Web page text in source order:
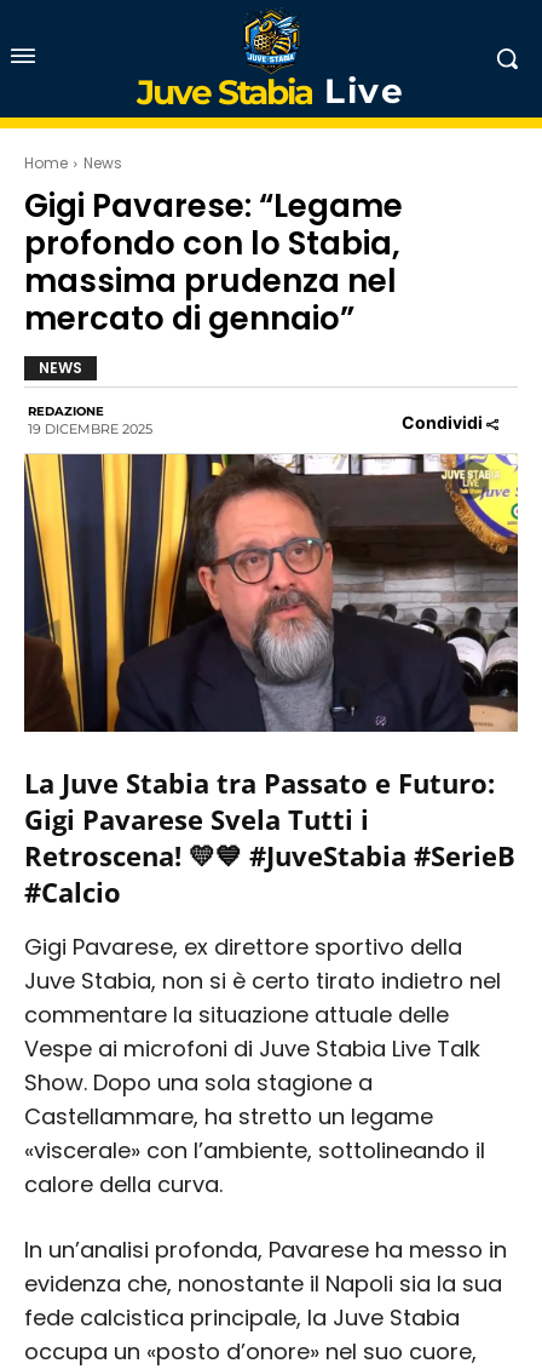
Juve Stabia Live
Home News
Gigi Pavarese: “Legame
profondo con lo Stabia,
massima prudenza nel
mercato di gennaio”
NEWS
REDAZIONE
19 DICEMBRE 2025 Condividi
La Juve Stabia tra Passato e Futuro:
Gigi Pavarese Svela Tutti i
Retroscena! 💛💙 #JuveStabia #SerieB
#Calcio
Gigi Pavarese, ex direttore sportivo della
Juve Stabia, non si è certo tirato indietro nel
commentare la situazione attuale delle
Vespe ai microfoni di Juve Stabia Live Talk
Show. Dopo una sola stagione a
Castellammare, ha stretto un legame
«viscerale» con l’ambiente, sottolineando il
calore della curva.
In un’analisi profonda, Pavarese ha messo in
evidenza che, nonostante il Napoli sia la sua
fede calcistica principale, la Juve Stabia
occupa un «posto d’onore» nel suo cuore,